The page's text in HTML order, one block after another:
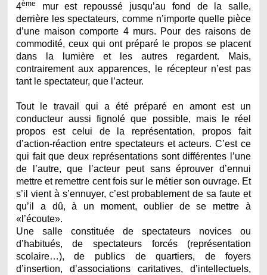
4ème
mur est repoussé jusqu’au fond de la salle,
derrière les spectateurs, comme n’importe quelle pièce
d’une maison comporte 4 murs. Pour des raisons de
commodité, ceux qui ont préparé le propos se placent
dans la lumière et les autres regardent. Mais,
contrairement aux apparences, le récepteur n’est pas
tant le spectateur, que l’acteur.
Tout le travail qui a été préparé en amont est un
conducteur aussi fignolé que possible, mais le réel
propos est celui de la représentation, propos fait
d’action-réaction entre spectateurs et acteurs. C’est ce
qui fait que deux représentations sont différentes l’une
de l’autre, que l’acteur peut sans éprouver d’ennui
mettre et remettre cent fois sur le métier son ouvrage. Et
s’il vient à s’ennuyer, c’est probablement de sa faute et
qu’il a dû, à un moment, oublier de se mettre à
«l’écoute».
Une salle constituée de spectateurs novices ou
d’habitués, de spectateurs forcés (représentation
scolaire…), de publics de quartiers, de foyers
d’insertion, d’associations caritatives, d’intellectuels,